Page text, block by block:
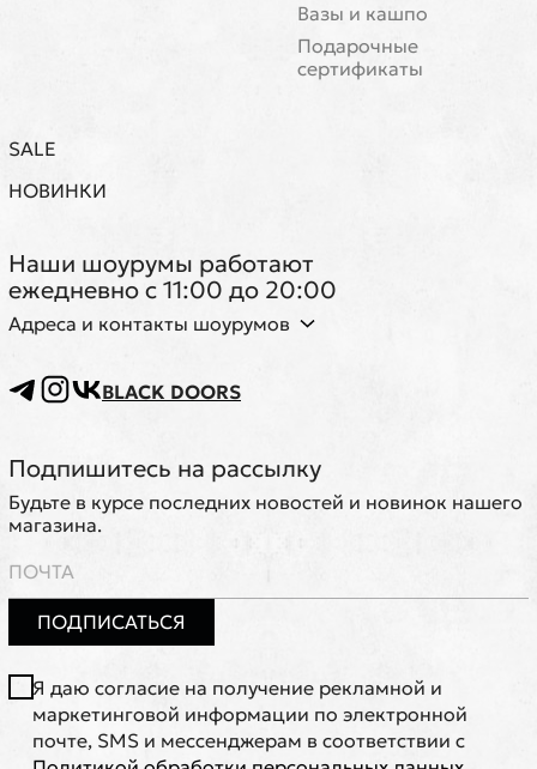
Вазы и кашпо
Подарочные
сертификаты
SALE
НОВИНКИ
Наши шоурумы работают
ежедневно с 11:00 до 20:00
Адреса и контакты шоурумов
BLACK DOORS
Подпишитесь на рассылку
Будьте в курсе последних новостей и новинок нашего
магазина.
ПОДПИСАТЬСЯ
Я даю согласие на получение рекламной и
маркетинговой информации по электронной
почте, SMS и мессенджерам в соответствии с